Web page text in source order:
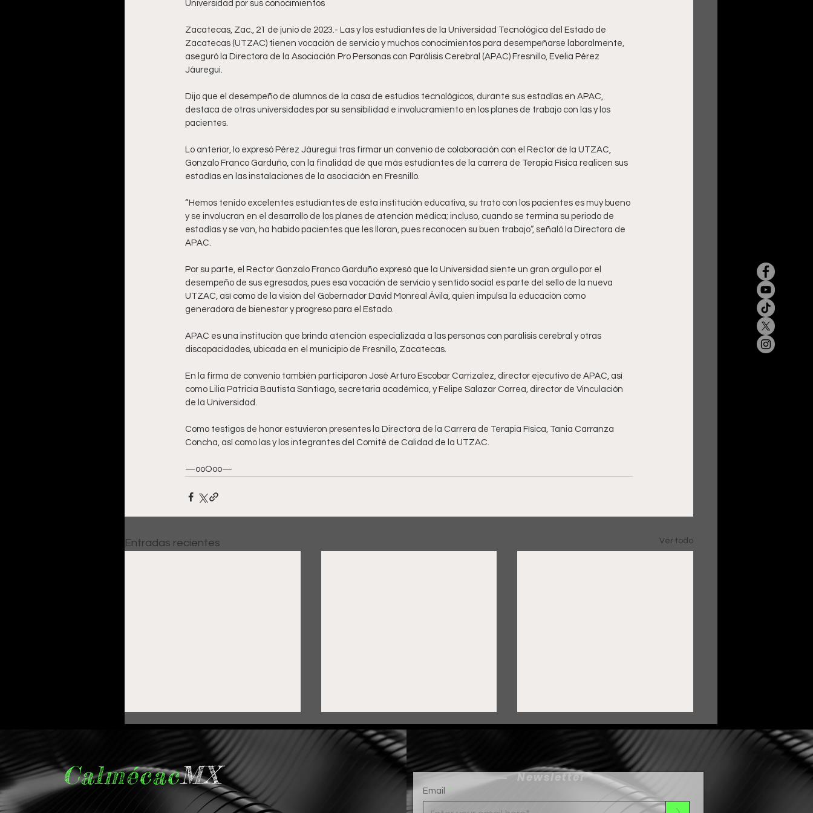
Universidad por sus conocimientos
Zacatecas, Zac., 21 de junio de 2023.- Las y los estudiantes de la Universidad Tecnológica del Estado de
Zacatecas (UTZAC) tienen vocación de servicio y muchos conocimientos para desempeñarse laboralmente,
aseguró la Directora de la Asociación Pro Personas con Parálisis Cerebral (APAC) Fresnillo, Evelia Pérez
Jáuregui.
Dijo que el desempeño de alumnos de la casa de estudios tecnológicos, durante sus estadías en APAC,
destaca de otras universidades por su sensibilidad e involucramiento en los planes de trabajo con las y los
pacientes.
Lo anterior, lo expresó Pérez Jáuregui tras firmar un convenio de colaboración con el Rector de la UTZAC,
Gonzalo Franco Garduño, con la finalidad de que más estudiantes de la carrera de Terapia Física realicen sus
estadías en las instalaciones de la asociación en Fresnillo.
“Hemos tenido excelentes estudiantes de esta institución educativa, su trato con los pacientes es muy bueno
y se involucran en el desarrollo de los planes de atención médica; incluso, cuando se termina su periodo de
estadías y se van, ha habido pacientes que les lloran, pues reconocen su buen trabajo”, señaló la Directora de
APAC.
Por su parte, el Rector Gonzalo Franco Garduño expresó que la Universidad siente un gran orgullo por el
desempeño de sus egresados, pues esa vocación de servicio y sentido social es parte del sello de la nueva
UTZAC, así como de la visión del Gobernador David Monreal Ávila, quien impulsa la educación como
generadora de bienestar y progreso para el Estado.
APAC es una institución que brinda atención especializada a las personas con parálisis cerebral y otras
discapacidades, ubicada en el municipio de Fresnillo, Zacatecas.
En la firma de convenio también participaron José Arturo Escobar Carrizalez, director ejecutivo de APAC, así
como Lilia Patricia Bautista Santiago, secretaria académica, y Felipe Salazar Correa, director de Vinculación
de la Universidad.
Como testigos de honor estuvieron presentes la Directora de la Carrera de Terapia Física, Tania Carranza
Concha, así como las y los integrantes del Comité de Calidad de la UTZAC.
—ooOoo—
Entradas recientes Ver todo
CalmécacMX Newsletter
Email